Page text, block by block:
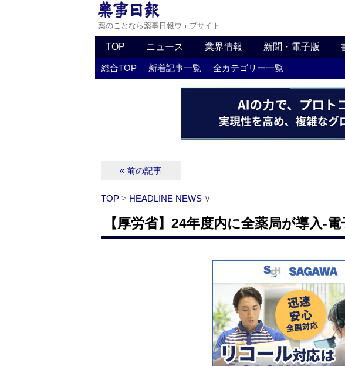
薬のことなら薬事日報ウェブサイト
TOP ニュース 業界情報 新聞・電子版
総合TOP 新着記事一覧 全カテゴリー一覧
« 前の記事
TOP > HEADLINE NEWS ∨
【厚労省】24年度内に全薬局が導入‐